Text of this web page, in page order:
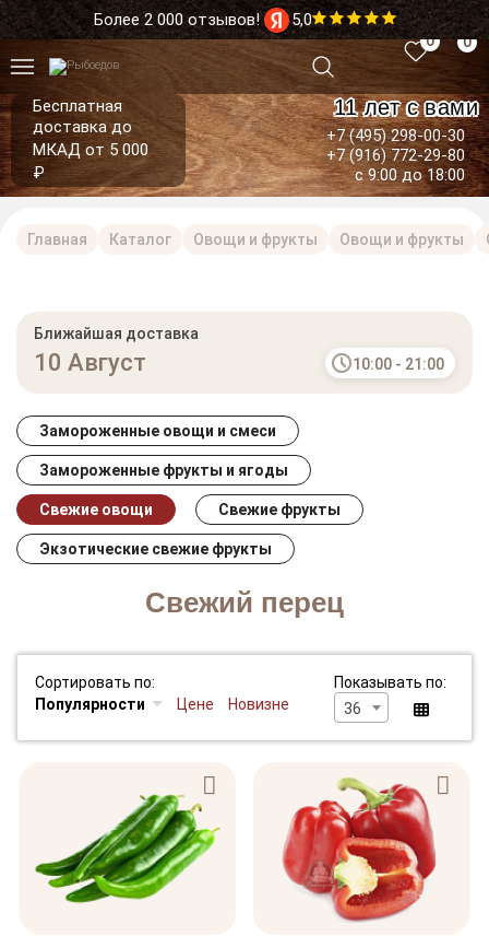
Более 2 000 отзывов! 5,0
Бесплатная
доставка до
МКАД от 5 000
₽
11 лет с вами
+7 (495) 298-00-30
+7 (916) 772-29-80
с 9:00 до 18:00
0 0
Главная Каталог Овощи и фрукты Овощи и фрукты
Свежий перец
Замороженные овощи и смеси
Замороженные фрукты и ягоды
Свежие овощи Свежие фрукты
Экзотические свежие фрукты
Ближайшая доставка
10 Август 10:00 - 21:00
Сортировать по:
Популярности
Цене Новизне
Показывать по:
36